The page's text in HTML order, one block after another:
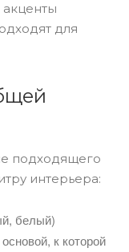
для
подходящего
интерьера:
белый)
к которой